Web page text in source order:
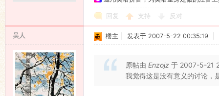
回复 支持 反对
吴人 楼主 发表于 2007-5-22 00:35:19
原帖由 Enzojz 于 2007-5-21
我觉得这是没有意义的讨论，